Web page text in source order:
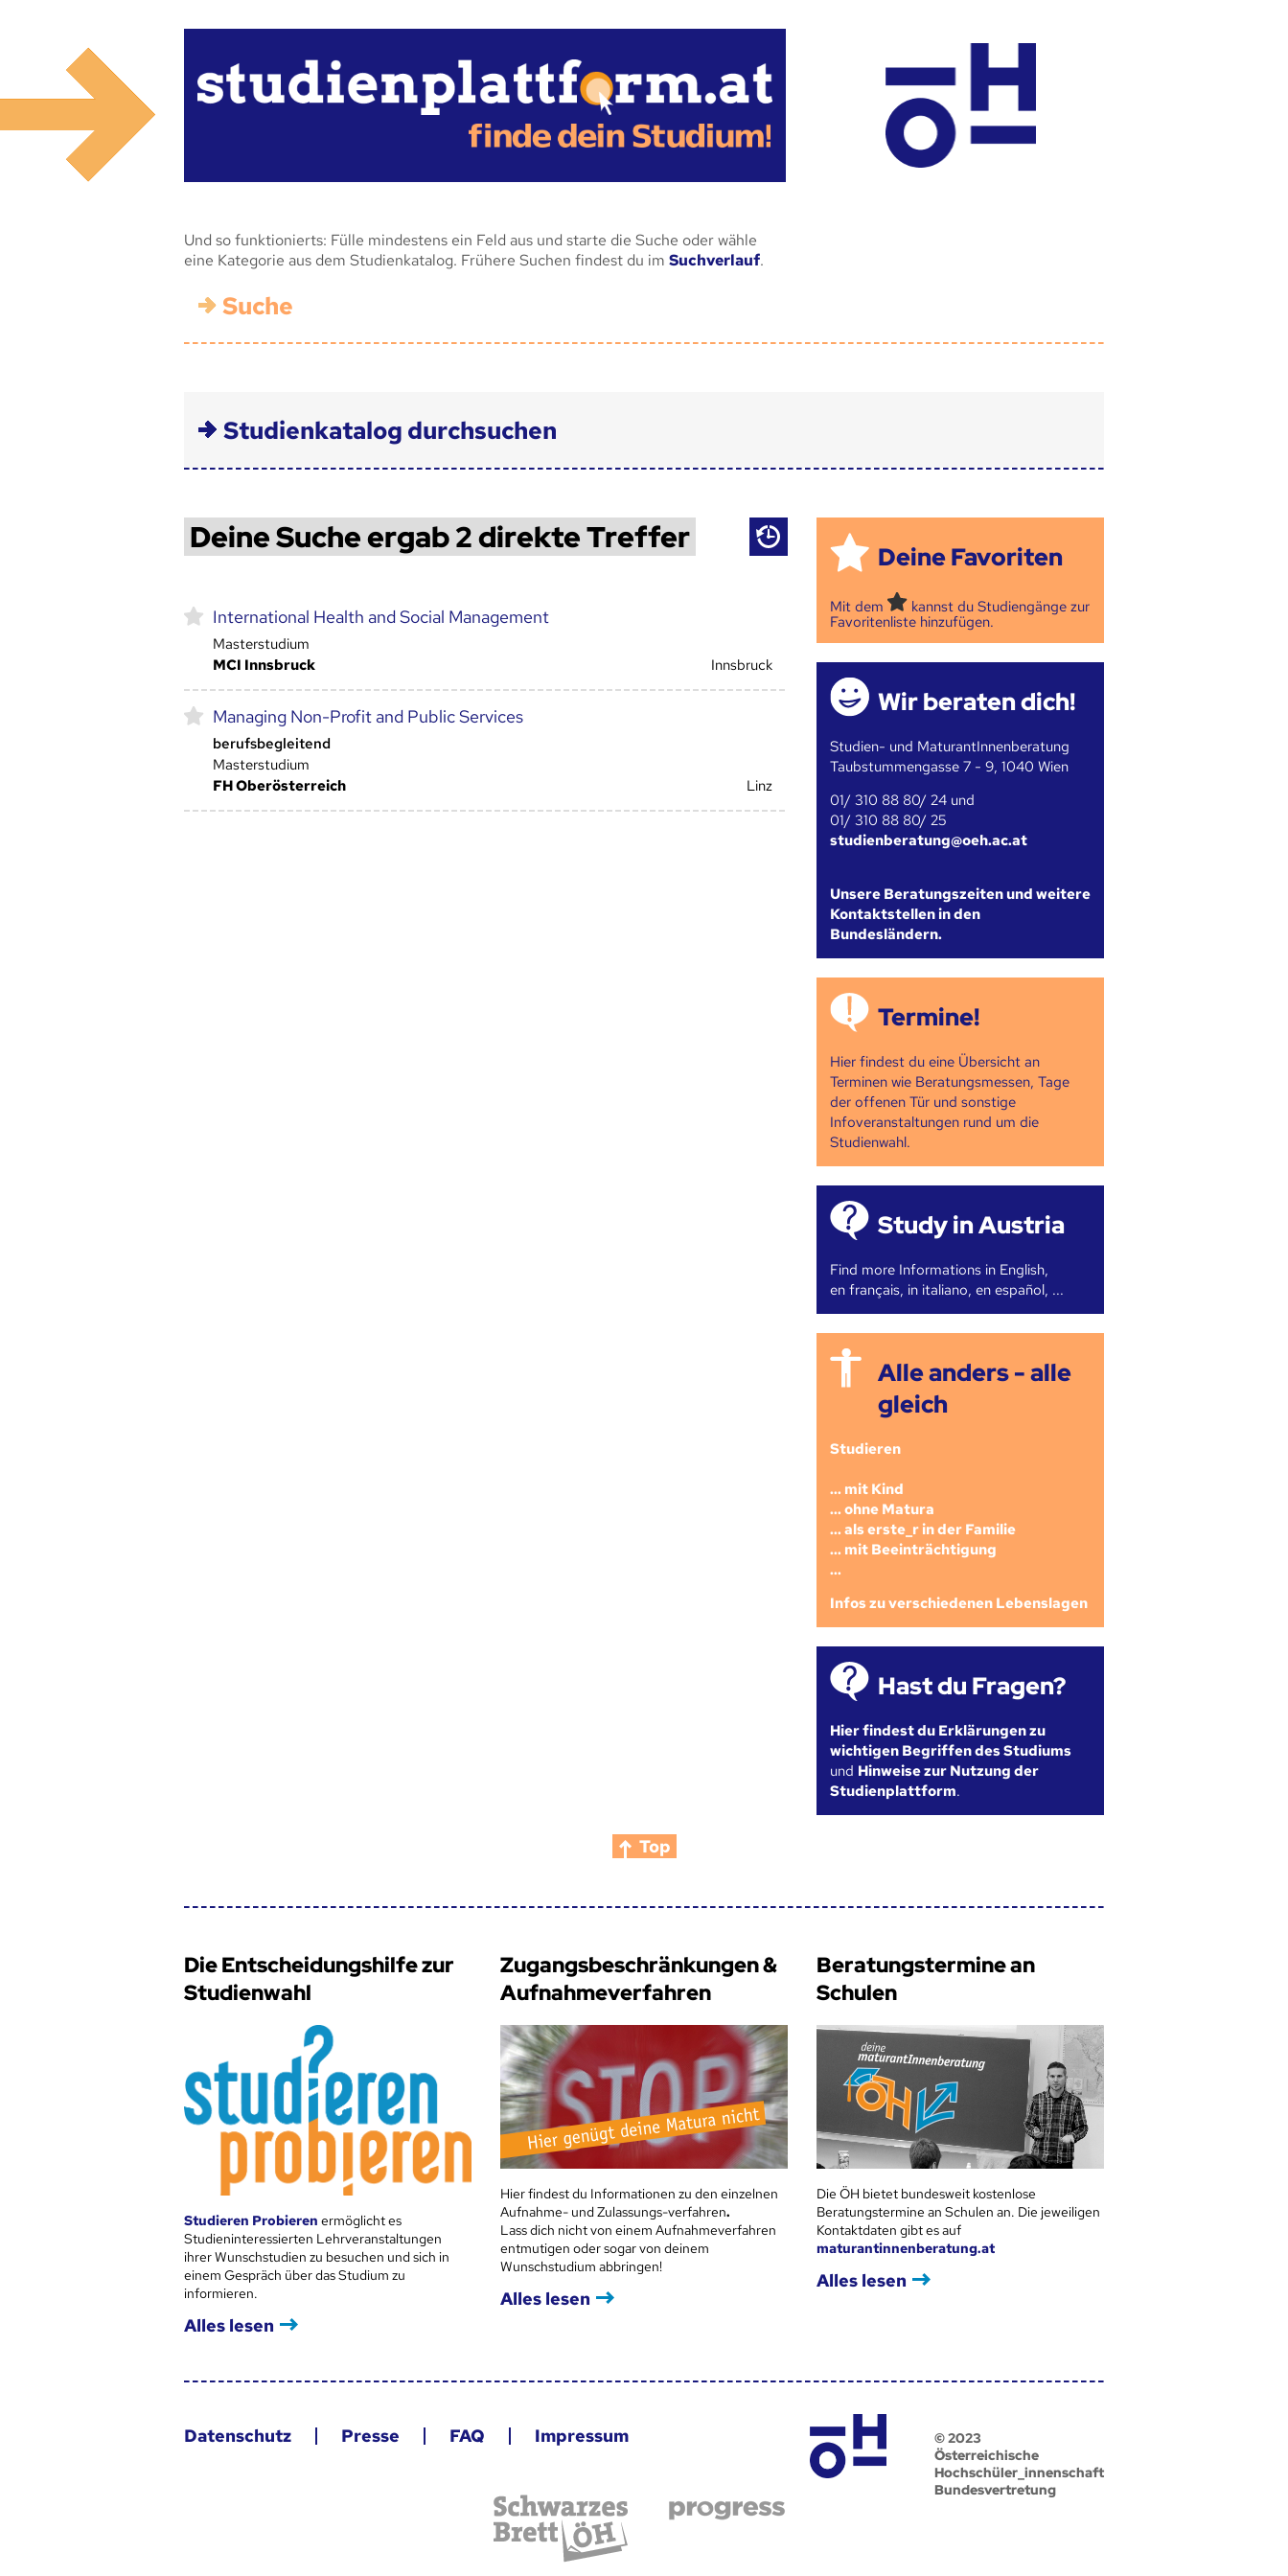
Und so funktionierts: Fülle mindestens ein Feld aus und starte die Suche oder wähle
eine Kategorie aus dem Studienkatalog. Frühere Suchen findest du im Suchverlauf.
Suche
Studienkatalog durchsuchen
Deine Suche ergab 2 direkte Treffer
International Health and Social Management
Masterstudium
MCI Innsbruck
Innsbruck
Managing Non-Profit and Public Services
berufsbegleitend
Masterstudium
FH Oberösterreich
Linz
Deine Favoriten
Mit dem
kannst du Studiengänge zur
Favoritenliste hinzufügen.
Wir beraten dich!
Studien- und MaturantInnenberatung
Taubstummengasse 7 - 9, 1040 Wien
01/ 310 88 80/ 24 und
01/ 310 88 80/ 25
studienberatung@oeh.ac.at
Unsere Beratungszeiten und weitere
Kontaktstellen in den
Bundesländern.
Termine!
Hier findest du eine Übersicht an
Terminen wie Beratungsmessen, Tage
der offenen Tür und sonstige
Infoveranstaltungen rund um die
Studienwahl.
Study in Austria
Find more Informations in English,
en français, in italiano, en español, ...
Alle anders - alle
gleich
Studieren
... mit Kind
... ohne Matura
... als erste_r in der Familie
... mit Beeinträchtigung
...
Infos zu verschiedenen Lebenslagen
Hast du Fragen?
Hier findest du Erklärungen zu
wichtigen Begriffen des Studiums
und Hinweise zur Nutzung der
Studienplattform.
Top
Die Entscheidungshilfe zur
Studienwahl
Studieren Probieren ermöglicht es
Studieninteressierten Lehrveranstaltungen
ihrer Wunschstudien zu besuchen und sich in
einem Gespräch über das Studium zu
informieren.
Alles lesen
Zugangsbeschränkungen &
Aufnahmeverfahren
Hier findest du Informationen zu den einzelnen
Aufnahme- und Zulassungs-verfahren.
Lass dich nicht von einem Aufnahmeverfahren
entmutigen oder sogar von deinem
Wunschstudium abbringen!
Alles lesen
Beratungstermine an
Schulen
Die ÖH bietet bundesweit kostenlose
Beratungstermine an Schulen an. Die jeweiligen
Kontaktdaten gibt es auf
maturantinnenberatung.at
Alles lesen
Datenschutz Presse FAQ Impressum
© 2023
Österreichische
Hochschüler_innenschaft
Bundesvertretung